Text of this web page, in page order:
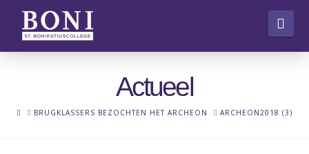
Actueel
HOMEBRUGKLASSERS BEZOCHTEN HET ARCHEON ARCHEON2018 (3)